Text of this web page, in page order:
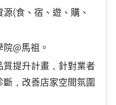
(食、宿、遊、購、
@馬祖。
提升計畫，針對業者
，改善店家空間氛圍